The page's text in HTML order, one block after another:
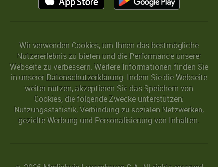
Wir verwenden Cookies, um Ihnen das bestmögliche
Nutzererlebnis zu bieten und die Performance unserer
Webseite zu verbessern. Weitere Informationen finden Sie
in unsererDatenschutzerklärung. Indem Sie die Webseite
weiter nutzen, akzeptieren Sie das Speichern von
Cookies, die folgende Zwecke unterstützen:
Nutzungsstatistik, Verbindung zu sozialen Netzwerken,
gezielte Werbung und Personalisierung von Inhalten.